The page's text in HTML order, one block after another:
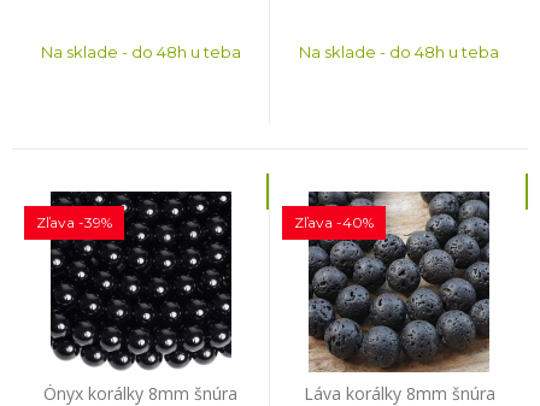
Na sklade - do 48h u teba Na sklade - do 48h u teba
Ónyx korálky 8mm šnúra
Zľava -39%
Láva korálky 8mm šnúra
Zľava -40%